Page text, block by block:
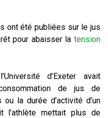
ont été publiées sur le jus
pour abaisser la tension
d’Exeter avait
de jus de
la durée d’activité d’un
l’athlète mettait plus de